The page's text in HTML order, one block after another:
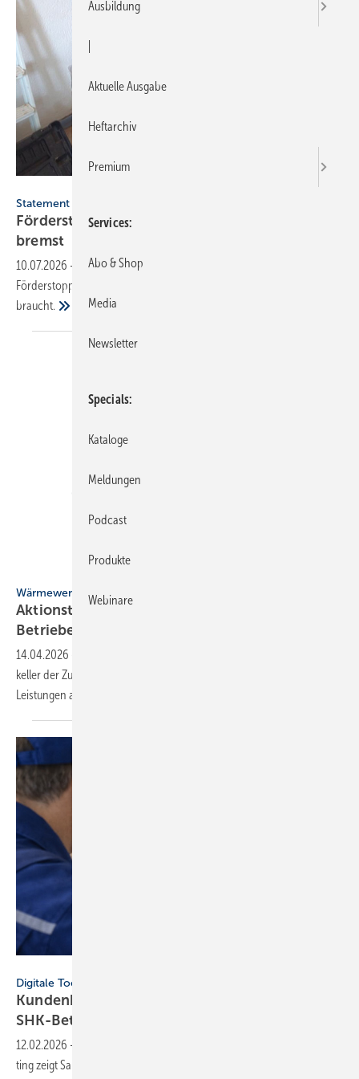
ForumWohnenergie
Statement zur BEG
Förderstopp: Wenn Po­li­tik die Wär­me­wen­de
bremst
10.07.2026 -
SBZ-Redakteurin Katrin Drogatz-Krämer über den BEG-
Förderstopp, seine Folgen für SHK-Betriebe und was die Branche jetzt
braucht.
Wärmewende
Aktionstage in NRW brin­gen Kun­den und SHK-
Betriebe
14.04.2026
keller der Zukunft“ kön­nen sich SHK-Betriebe prä­sen­tie­ren und ihre
Leis­tun­gen anbieten.
Digitale Tools
Kundenberatung: Förder­rech­ner für
SHK-Betriebe
12.02.2026 -
ting zeigt Sanie­rungs­kos­ten und För­der­mit­tel für Hei­zung, Fens­ter und
Ausbildung
Aktuelle Ausgabe
Heftarchiv
Premium
Services
Abo & Shop
Media
Newsletter
Specials
Kataloge
Meldungen
Podcast
Produkte
Webinare